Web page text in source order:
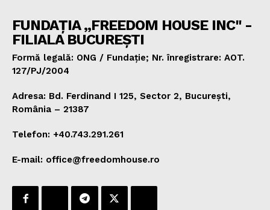
FUNDAȚIA „FREEDOM HOUSE INC" -
FILIALA BUCUREȘTI
Formă legală: ONG / Fundație; Nr. înregistrare: AOT.
127/PJ/2004
Adresa: Bd. Ferdinand I 125, Sector 2, București,
România – 21387
Telefon: +40.743.291.261
E-mail: office@freedomhouse.ro